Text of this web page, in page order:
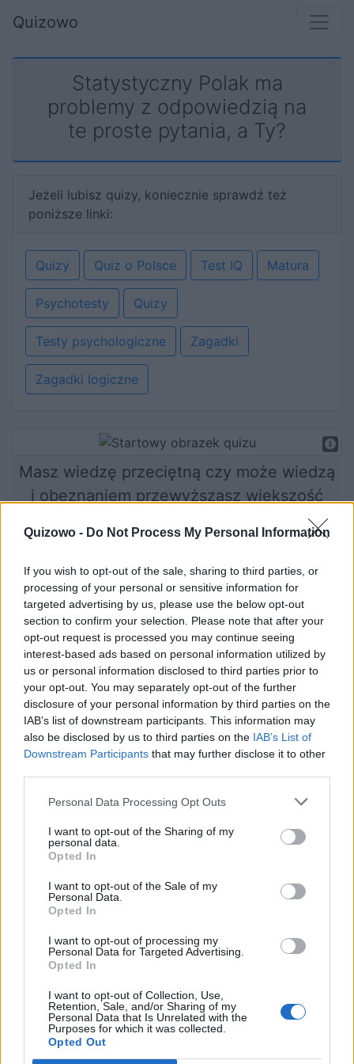
Quizowo - Do Not Process My Personal Information
If you wish to opt-out of the sale, sharing to third parties, or
processing of your personal or sensitive information for
targeted advertising by us, please use the below opt-out
section to confirm your selection. Please note that after your
opt-out request is processed you may continue seeing
interest-based ads based on personal information utilized by
us or personal information disclosed to third parties prior to
your opt-out. You may separately opt-out of the further
disclosure of your personal information by third parties on the
IAB’s list of downstream participants. This information may
also be disclosed by us to third parties on the IAB’s List of
Downstream Participants that may further disclose it to other
Personal Data Processing Opt Outs
I want to opt-out of the Sharing of my
personal data.
Opted In
I want to opt-out of the Sale of my
Personal Data.
Opted In
I want to opt-out of processing my
Personal Data for Targeted Advertising.
Opted In
I want to opt-out of Collection, Use,
Retention, Sale, and/or Sharing of my
Personal Data that Is Unrelated with the
Purposes for which it was collected.
Opted Out
Quizowo
Statystyczny Polak ma
problemy z odpowiedzią na
te proste pytania, a Ty?
Jeżeli lubisz quizy, koniecznie sprawdź też
poniższe linki:
Quizy Quiz o Polsce Test IQ Matura
Psychotesty Quizy
Testy psychologiczne Zagadki
Zagadki logiczne
Masz wiedzę przeciętną czy może wiedzą
i obeznaniem przewyższasz większość
Rozpocznij quiz
Statystyczny Polak zna
Ty?
zdobywa 8 punktów, a Ty?
Statystyczny Polak myli się w
tym quizie 3 razy, a Ty?
Statystyczny Polak ma 7/10, a